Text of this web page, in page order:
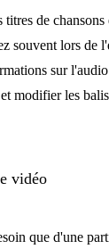
de
souvent lors de
sur
modifier les
vidéo
que d'une